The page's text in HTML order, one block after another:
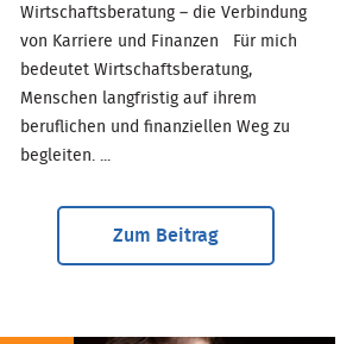
Wirtschaftsberatung – die Verbindung
von Karriere und Finanzen Für mich
bedeutet Wirtschaftsberatung,
Menschen langfristig auf ihrem
beruflichen und finanziellen Weg zu
begleiten. ...
Zum Beitrag